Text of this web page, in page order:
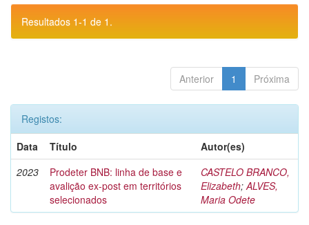
Resultados 1-1 de 1.
Anterior 1 Próxima
Registos:
Data
Título
Autor(es)
2023
Prodeter BNB: linha de base e
avalição ex-post em territórios
selecionados
CASTELO BRANCO,
Elizabeth;ALVES,
Maria Odete